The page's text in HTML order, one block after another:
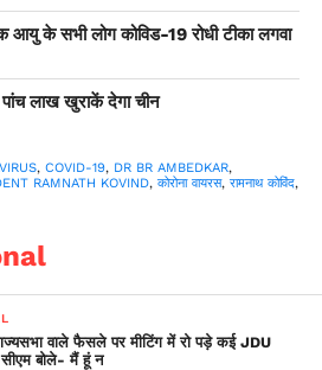
के सभी लोग कोविड-19 रोधी टीका लगवा
लाख खुराकें देगा चीन
, COVID-19, DR BR AMBEDKAR,
RAMNATH KOVIND, कोरोना वायरस, रामनाथ कोविंद,
वाले फैसले पर मीटिंग में रो पड़े कई JDU
सीएम बोले- मैं हूं न